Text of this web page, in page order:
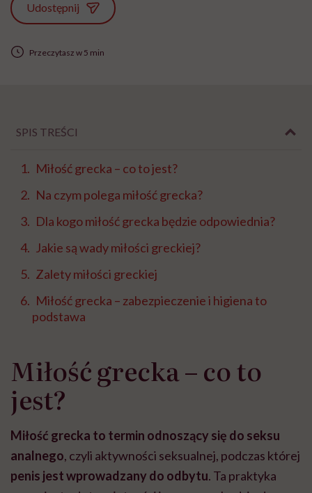
Udostępnij
Przeczytasz w 5 min
SPIS TREŚCI
Miłość grecka – co to jest?
Na czym polega miłość grecka?
Dla kogo miłość grecka będzie odpowiednia?
Jakie są wady miłości greckiej?
Zalety miłości greckiej
Miłość grecka – zabezpieczenie i higiena to
podstawa
Miłość grecka – co to
jest?
Miłość grecka to termin odnoszący się do seksu
analnego, czyli aktywności seksualnej, podczas której
penis jest wprowadzany do odbytu. Ta praktyka